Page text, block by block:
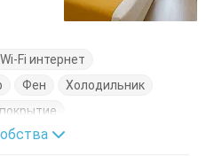
Wi-Fi интернет
Фен
Холодильник
Шкаф